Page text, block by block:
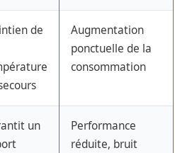
de
Augmentation
ponctuelle de la
consommation
un
Performance
réduite, bruit